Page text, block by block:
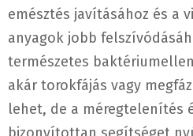
emésztés javításához és a
anyagok jobb
természetes
akár torokfájás vagy
lehet, de a méregtelenítés